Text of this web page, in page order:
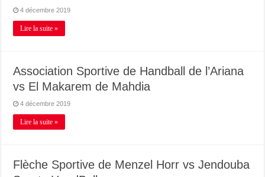
4 décembre 2019
Lire la suite »
Association Sportive de Handball de l’Ariana
vs El Makarem de Mahdia
4 décembre 2019
Lire la suite »
Flèche Sportive de Menzel Horr vs Jendouba